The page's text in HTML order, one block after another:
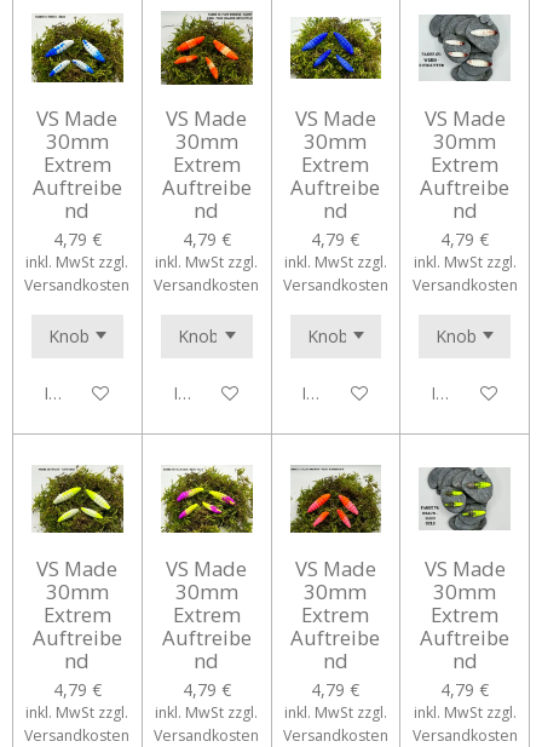
VS Made
30mm
Extrem
Auftreibe
nd
4,79 €
inkl. MwSt zzgl.
Versandkosten
In den Warenkorb
VS Made
30mm
Extrem
Auftreibe
nd
4,79 €
inkl. MwSt zzgl.
Versandkosten
In den Warenkorb
VS Made
30mm
Extrem
Auftreibe
nd
4,79 €
inkl. MwSt zzgl.
Versandkosten
In den Warenkorb
VS Made
30mm
Extrem
Auftreibe
nd
4,79 €
inkl. MwSt zzgl.
Versandkosten
In den
VS Made
30mm
Extrem
Auftreibe
nd
4,79 €
inkl. MwSt zzgl.
Versandkosten
VS Made
30mm
Extrem
Auftreibe
nd
4,79 €
inkl. MwSt zzgl.
Versandkosten
VS Made
30mm
Extrem
Auftreibe
nd
4,79 €
inkl. MwSt zzgl.
Versandkosten
VS Made
30mm
Extrem
Auftreibe
nd
4,79 €
inkl. MwSt zzgl.
Versandkosten